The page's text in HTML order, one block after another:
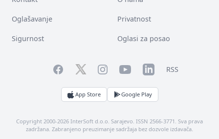
Oglašavanje Privatnost
Sigurnost Oglasi za posao
FacebookTwitterInstagramYouTubeLinkedInRSS
App Store Google Play
Copyright 2000-2026 InterSoft d.o.o. Sarajevo. ISSN 2566-3771. Sva prava
zadržana. Zabranjeno preuzimanje sadržaja bez dozvole izdavača.